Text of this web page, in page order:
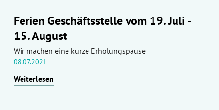
Ferien Geschäftsstelle vom 19. Juli -
15. August
Wir machen eine kurze Erholungspause
08.07.2021
Weiterlesen